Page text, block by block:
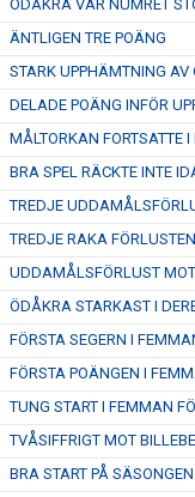
ÖDÅKRA VAR NUMRET
ÄNTLIGEN TRE POÄNG
STARK UPPHÄMTNING AV
DELADE POÄNG INFÖR
MÅLTORKAN FORTSATTE I
BRA SPEL RÄCKTE INTE
TREDJE
TREDJE RAKA FÖRLUSTEN
UDDAMÅLSFÖRLUST
ÖDÅKRA STARKAST I
FÖRSTA SEGERN I
FÖRSTA POÄNGEN I
TUNG START I FEMMAN
TVÅSIFFRIGT MOT
BRA START PÅ SÄSONGEN